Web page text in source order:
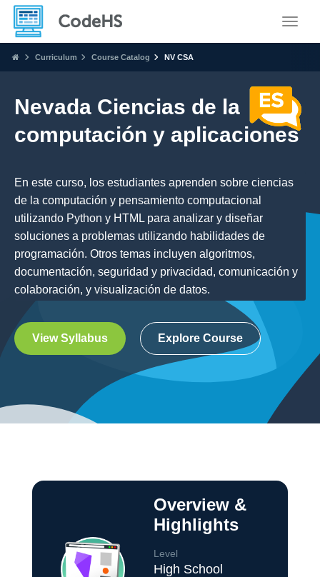
Curriculum Course Catalog NV CSA
Nevada Ciencias de la
computación y aplicaciones
En este curso, los estudiantes aprenden sobre ciencias
de la computación y pensamiento computacional
utilizando Python y HTML para analizar y diseñar
soluciones a problemas utilizando habilidades de
programación. Otros temas incluyen algoritmos,
documentación, seguridad y privacidad, comunicación y
colaboración, y visualización de datos.
View Syllabus Explore Course
Overview &
Highlights
Level
High School